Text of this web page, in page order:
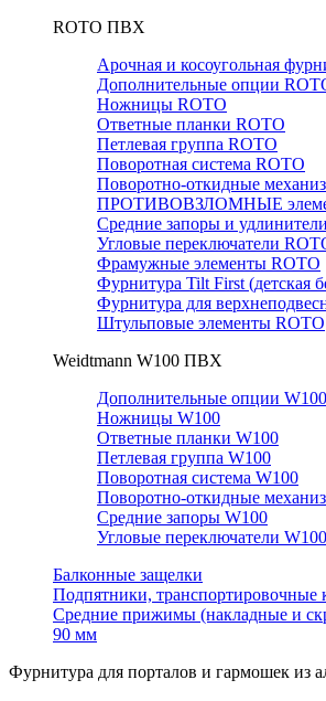
RОTO ПВХ
Арочная и косоугольная
Дополнительные опции
Ножницы ROTO
Ответные планки ROTO
Петлевая группа ROTO
Поворотная система ROTO
Поворотно-откидные
ПРОТИВОВЗЛОМНЫЕ
Средние запоры и
Угловые переключатели
Фрамужные элементы ROTO
Фурнитура Tilt First (детская
Фурнитура для
Штульповые элементы ROTO
Weidtmann W100 ПВХ
Дополнительные опции W100
Ножницы W100
Ответные планки W100
Петлевая группа W100
Поворотная система W100
Поворотно-откидные
Средние запоры W100
Угловые переключатели W100
Балконные защелки
Подпятники, транспортировочные
Средние прижимы (накладные и
90 мм
Фурнитура для порталов и гармошек из